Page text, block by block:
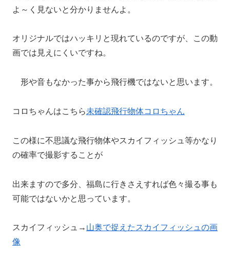
よ～く見ないと分かりませんよ。
オリジナルではハッキリと現れているのですが、この動
画では見えにくいですね。
形や音もなかった事から飛行機ではないと思います。
コロちゃんはこちら未確認飛行物体コロちゃん
この様に不思議な飛行物体やスカイフィッシュ等かなり
の確率で撮影することが
出来ますので多分、福島に行きさえすれば色々撮る事も
可能ではないかと思っています。
スカイフィッシュ→ 山奥で捉えたスカイフィッシュの画
像